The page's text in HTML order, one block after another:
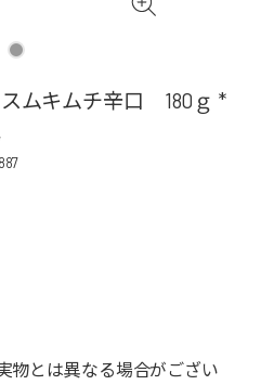
ムキムチ辛口 180ｇ *
物とは異なる場合がござい